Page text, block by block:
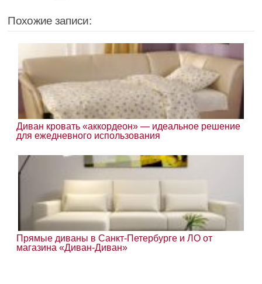
Похожие записи:
Диван кровать «аккордеон» — идеальное решение
для ежедневного использования
Прямые диваны в Санкт-Петербурге и ЛО от
магазина «Диван-Диван»